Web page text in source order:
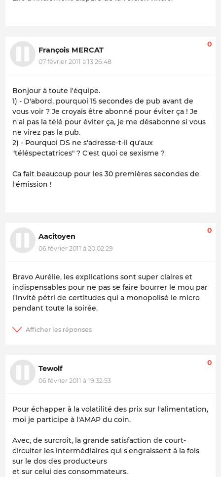
François MERCAT
07 février 2011 à 13:26:48
0
Bonjour à toute l'équipe.
1) - D'abord, pourquoi 15 secondes de pub avant de
vous voir ? Je croyais être abonné pour éviter ça ! Je
n'ai pas la télé pour éviter ça, je me désabonne si vous
ne virez pas la pub.
2) - Pourquoi DS ne s'adresse-t-il qu'aux
"téléspectatrices" ? C'est quoi ce sexisme ?
Ca fait beaucoup pour les 30 premières secondes de
l'émission !
Aacitoyen
06 février 2011 à 20:02:29
0
Bravo Aurélie, les explications sont super claires et
indispensables pour ne pas se faire bourrer le mou par
l'invité pétri de certitudes qui a monopolisé le micro
pendant toute la soirée.
Tewolf
06 février 2011 à 19:32:53
0
Pour échapper à la volatilité des prix sur l'alimentation,
moi je participe à l'AMAP du coin.
Avec, de surcroît, la grande satisfaction de court-
circuiter les intermédiaires qui s'engraissent à la fois
sur le dos des producteurs
et sur celui des consommateurs.